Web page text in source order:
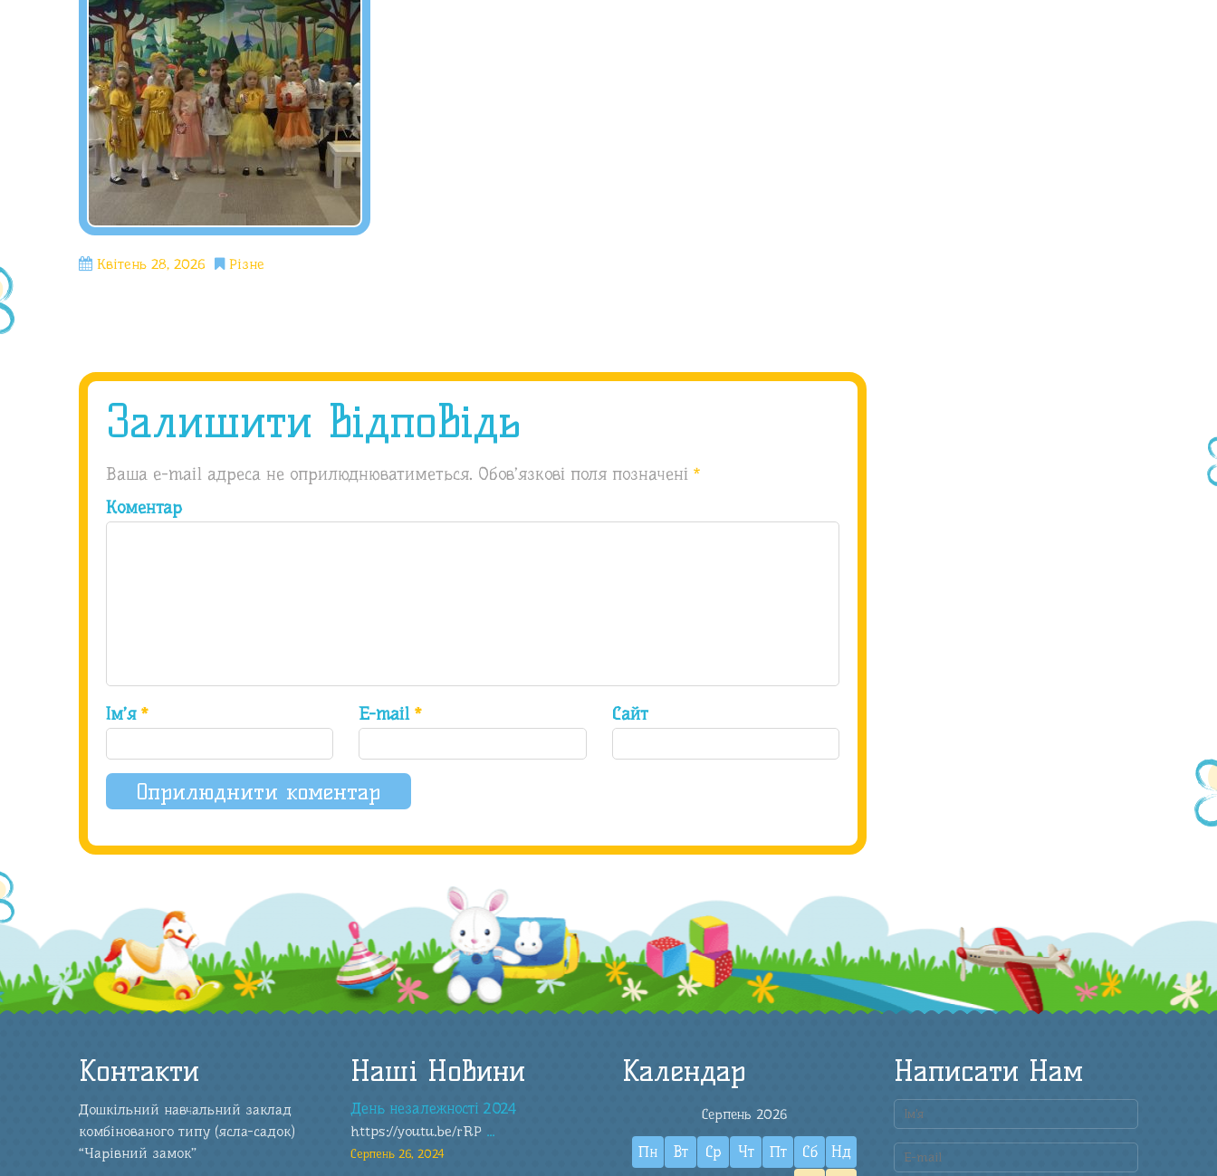
Квітень 28, 2026 Різне
Залишити відповідь
Ваша e-mail адреса не оприлюднюватиметься. Обов’язкові поля позначені *
Коментар
Ім’я * E-mail* Сайт
Контакти
Дошкільний навчальний заклад
комбінованого типу (ясла-садок)
“Чарівний замок”
Наші Новини
День незалежності 2024
https://youtu.be/rRP ...
Серпень 26, 2024
Календар
Серпень 2026
Пн Вт Ср Чт Пт Сб Нд
Написати Нам